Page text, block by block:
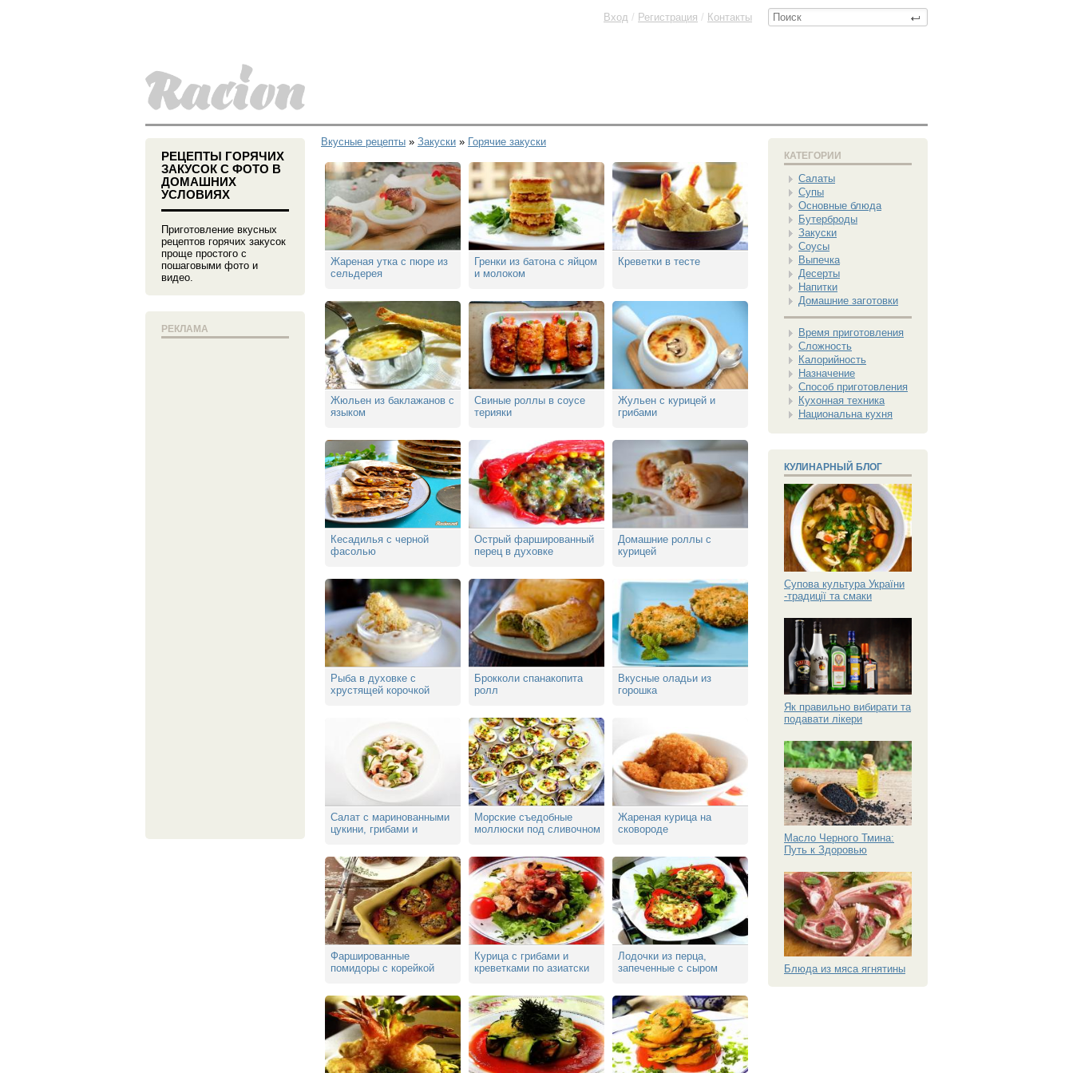
Вкусные рецепты » Закуски » Горячие закуски
РЕЦЕПТЫ ГОРЯЧИХ
ЗАКУСОК С ФОТО В
ДОМАШНИХ
УСЛОВИЯХ
Приготовление вкусных
рецептов горячих закусок
проще простого с
пошаговыми фото и
видео.
РЕКЛАМА
Жареная утка с пюре из
сельдерея
Гренки из батона с яйцом
и молоком
Креветки в тесте
Жюльен из баклажанов с
языком
Свиные роллы в соусе
терияки
Жульен с курицей и
грибами
Кесадилья с черной
фасолью
Острый фаршированный
перец в духовке
Домашние роллы с
курицей
Рыба в духовке с
хрустящей корочкой
Брокколи спанакопита
ролл
Вкусные оладьи из
горошка
Cалат с маринованными
цукини, грибами и
Морские съедобные
моллюски под сливочном
Жареная курица на
сковороде
Фаршированные
помидоры с корейкой
Курица с грибами и
креветками по азиатски
Лодочки из перца,
запеченные с сыром
КАТЕГОРИИ
Салаты
Супы
Основные блюда
Бутерброды
Закуски
Соусы
Выпечка
Десерты
Напитки
Домашние заготовки
Время приготовления
Сложность
Калорийность
Назначение
Способ приготовления
Кухонная техника
Национальна кухня
КУЛИНАРНЫЙ БЛОГ
Супова культура України
-традиції та смаки
Як правильно вибирати та
подавати лікери
Масло Черного Тмина:
Путь к Здоровью
Блюда из мяса ягнятины
Вход / Регистрация / Контакты